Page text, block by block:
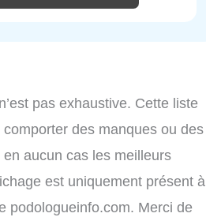
pas exhaustive. Cette liste
des manques ou des
aucun cas les meilleurs
est uniquement présent à
podologueinfo.com. Merci de